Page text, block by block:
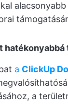
alacsonyabb
hatékonyabbá
a ClickUp
a